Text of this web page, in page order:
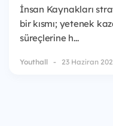
İnsan Kaynakları
bir kısmı; yetenek
süreçlerine h...
Youthall 23 Haziran